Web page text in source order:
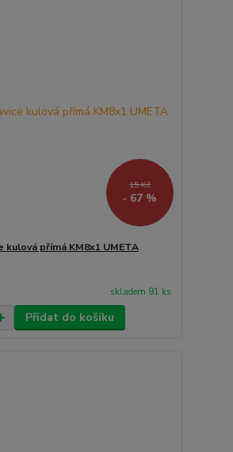
15 Kč
- 67 %
kulová přímá KM8x1 UMETA
skladem 91 ks
Přidat do košíku